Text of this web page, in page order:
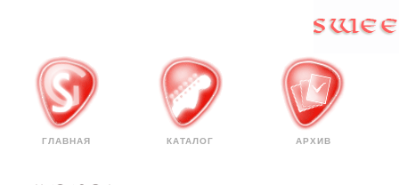
ГЛАВНАЯ КАТАЛОГ АРХИВ